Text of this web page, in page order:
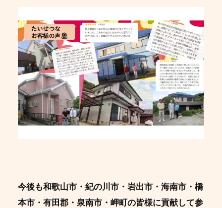
今後も和歌山市・紀の川市・岩出市・海南市・橋
本市・有田郡・泉南市・岬町の皆様に貢献して参